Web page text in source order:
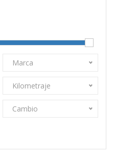
Marca
Kilometraje
Cambio